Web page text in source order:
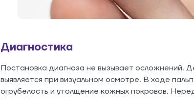
Диагностика
Постановка диагноза не вызывает осложнений.
выявляется при визуальном осмотре. В ходе
огрубелость и утолщение кожных покровов.